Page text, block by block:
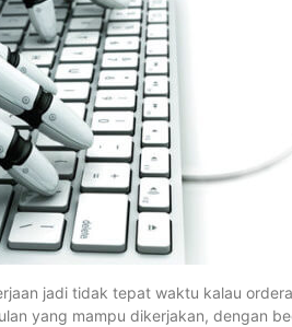
jadi tidak tepat waktu kalau
yang mampu dikerjakan, dengan